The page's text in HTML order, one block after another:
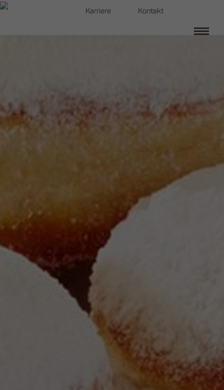
überspringen
Karriere Kontakt